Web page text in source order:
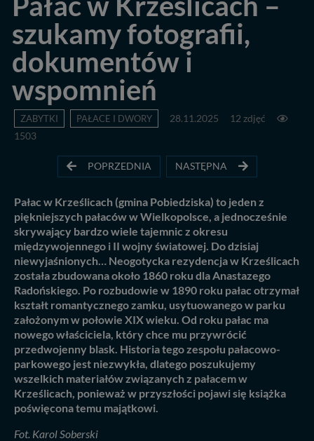
szukamy fotografii,
dokumentów i
wspomnień
ZABYTKI PAŁACE I DWORY 28.11.2025
12 zdjęć
1503
POPRZEDNIA NASTĘPNA
Pałac w Krześlicach (gmina Pobiedziska) to jeden z
piękniejszych pałaców w Wielkopolsce, a jednocześnie
skrywający bardzo wiele tajemnic z okresu
międzywojennego i II wojny światowej. Do dzisiaj
niewyjaśnionych… Neogotycka rezydencja w Krześlicach
została zbudowana około 1860 roku dla Anastazego
Radońskiego. Po rozbudowie w 1890 roku pałac otrzymał
kształt romantycznego zamku, usytuowanego w parku
założonym w połowie XIX wieku. Od roku pałac ma
nowego właściciela, który chce mu przywrócić
przedwojenny blask. Historia tego zespołu pałacowo-
parkowego jest niezwykła, dlatego poszukujemy
wszelkich materiałów związanych z pałacem w
Krześlicach, ponieważ w przyszłości pojawi się książka
poświęcona temu majątkowi.
Fot. Karol Soberski